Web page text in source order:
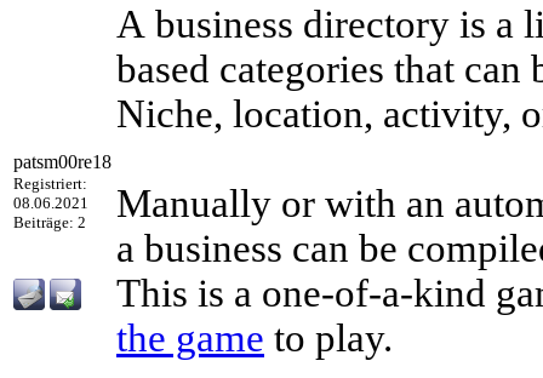
patsm00re18
Registriert:
08.06.2021
Beiträge: 2
A business directory is a
based categories that
Niche, location, activity,
Manually or with an
a business can be
This is a one-of-a-kind
the game to play.